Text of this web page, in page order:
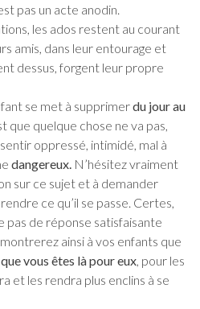
pas un acte anodin.
les ados restent au courant
amis, dans leur entourage et
dessus, forgent leur propre
se met à supprimerdu jour au
que quelque chose ne va pas,
oppressé, intimidé, mal à
dangereux. N’hésitez vraiment
sur ce sujet et à demander
ce qu’il se passe. Certes,
pas de réponse satisfaisante
ainsi à vos enfants que
que vous êtes là pour eux , pour les
et les rendra plus enclins à se